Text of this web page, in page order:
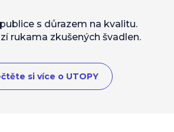
s důrazem na kvalitu.
rukama zkušených švadlen.
si více o UTOPY